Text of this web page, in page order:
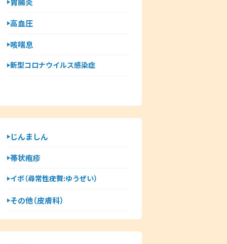
高血圧
咳喘息
新型コロナウイルス感染症
じんましん
帯状疱疹
イボ（尋常性疣贅:ゆうぜい）
その他（皮膚科）